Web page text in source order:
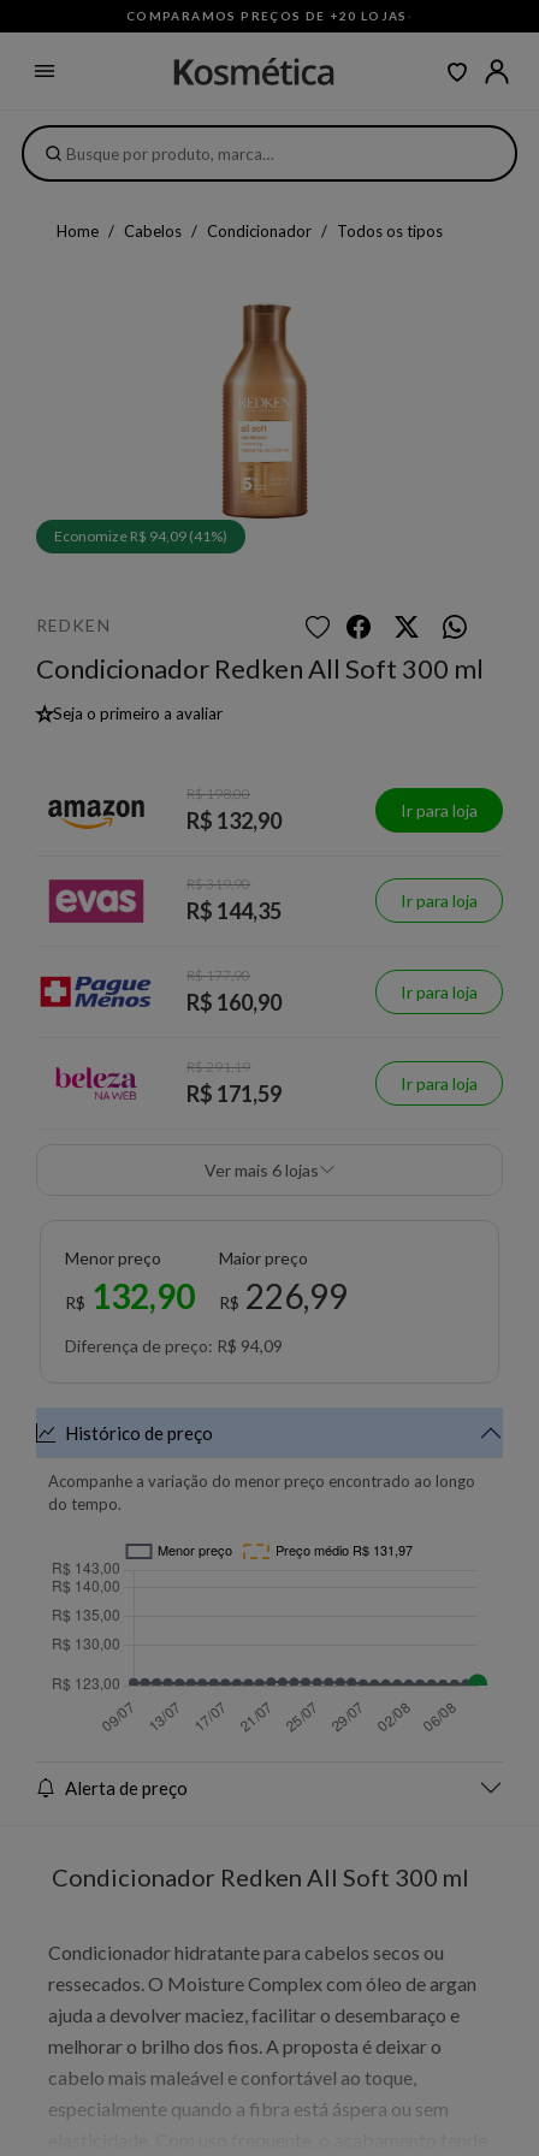
COMPARAMOS PREÇOS DE +20 LOJAS ·
Home Cabelos Condicionador Todos os tipos
Economize R$ 94,09 (41%)
REDKEN
Condicionador Redken All Soft 300 ml
★Seja o primeiro a avaliar
R$ 198,00
R$ 132,90 Ir para loja
R$ 319,90
R$ 144,35 Ir para loja
R$ 177,90
R$ 160,90 Ir para loja
R$ 291,19
R$ 171,59 Ir para loja
Ver mais 6 lojas
Menor preço
R$ 132,90
Maior preço
R$ 226,99
Diferença de preço: R$ 94,09
Histórico de preço
Acompanhe a variação do menor preço encontrado ao longo
do tempo.
Alerta de preço
Condicionador Redken All Soft 300 ml
Condicionador hidratante para cabelos secos ou
ressecados. O Moisture Complex com óleo de argan
ajuda a devolver maciez, facilitar o desembaraço e
melhorar o brilho dos fios. A proposta é deixar o
cabelo mais maleável e confortável ao toque,
especialmente quando a fibra está áspera ou sem